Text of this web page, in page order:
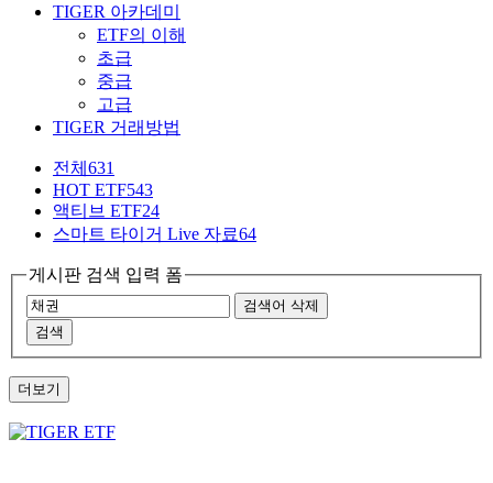
TIGER 아카데미
ETF의 이해
초급
중급
고급
TIGER 거래방법
전체 631
HOT ETF543
액티브 ETF24
스마트 타이거 Live 자료64
게시판 검색 입력 폼
검색어 삭제
검색
더보기